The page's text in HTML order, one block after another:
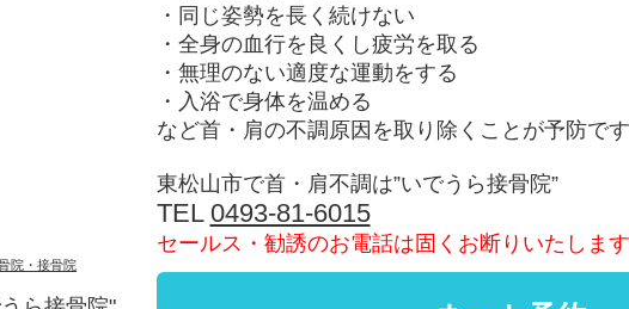
・同じ姿勢を長く続けない
・全身の血行を良くし疲労を取る
・無理のない適度な運動をする
・入浴で身体を温める
など首・肩の不調原因を取り除くことが予防で
東松山市で首・肩不調は”いでうら接骨院”
TEL 0493-81-6015
セールス・勧誘のお電話は固くお断りいたしま
院・接骨院